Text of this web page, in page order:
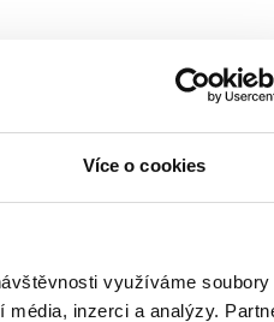
Více o cookies
využíváme soubory
inzerci a analýzy.